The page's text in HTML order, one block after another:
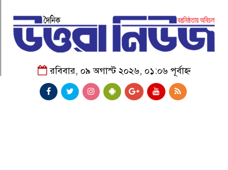
রবিবার, ০৯ অগাস্ট ২০২৬, ০১:০৬ পূর্বাহ্ন